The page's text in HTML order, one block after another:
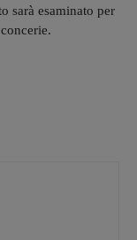
sarà esaminato per